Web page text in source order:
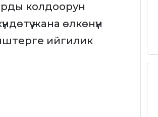
колдоорун
жана өлкөнүн
иштерге ийгилик